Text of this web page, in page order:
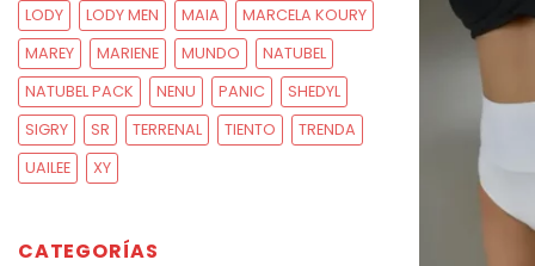
LODY LODY MEN MAIA
MARCELA KOURY
MAREY
MARIENE MUNDO
NATUBEL
NATUBEL PACK
NENU PANIC
SHEDYL
SIGRY
SR TERRENAL TIENTO
TRENDA
UAILEE
XY
CATEGORÍAS